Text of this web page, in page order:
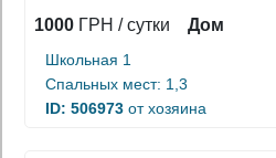
1000 ГРН / сутки Дом
Школьная 1
Спальных мест: 1,3
ID: 506973 от хозяина